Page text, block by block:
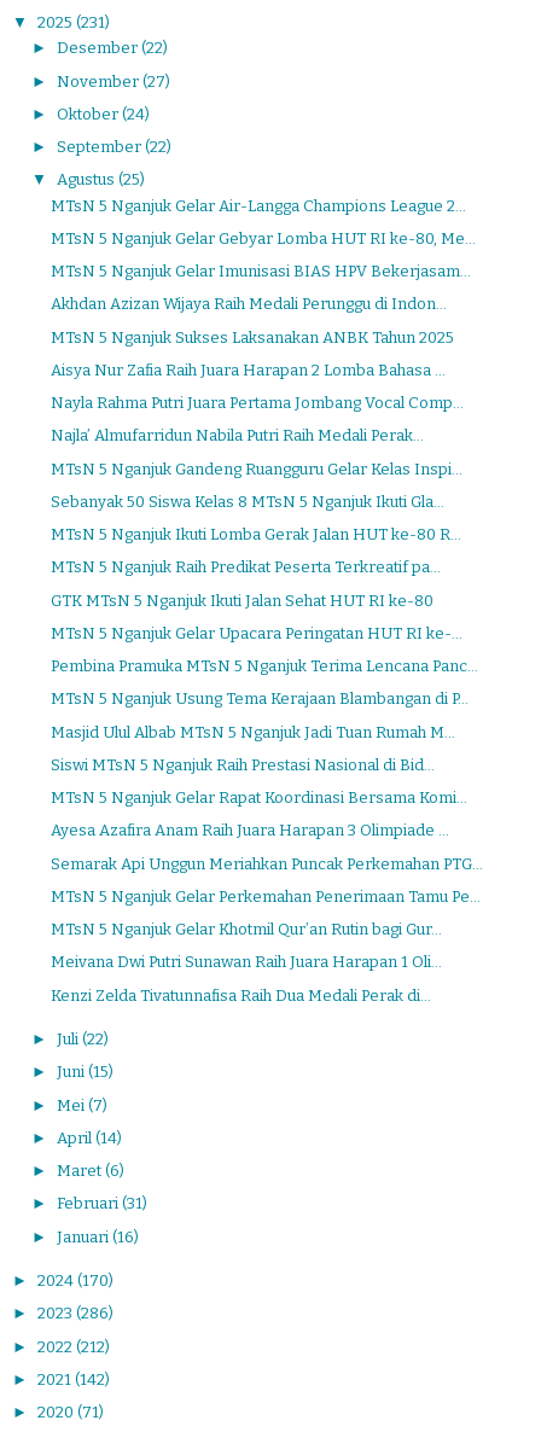
▼ 2025 (231)
► Desember (22)
► November (27)
► Oktober (24)
► September (22)
▼ Agustus (25)
MTsN 5 Nganjuk Gelar Air-Langga Champions League 2...
MTsN 5 Nganjuk Gelar Gebyar Lomba HUT RI ke-80, Me...
MTsN 5 Nganjuk Gelar Imunisasi BIAS HPV Bekerjasam...
Akhdan Azizan Wijaya Raih Medali Perunggu di Indon...
MTsN 5 Nganjuk Sukses Laksanakan ANBK Tahun 2025
Aisya Nur Zafia Raih Juara Harapan 2 Lomba Bahasa ...
Nayla Rahma Putri Juara Pertama Jombang Vocal Comp...
Najla’ Almufarridun Nabila Putri Raih Medali Perak...
MTsN 5 Nganjuk Gandeng Ruangguru Gelar Kelas Inspi...
Sebanyak 50 Siswa Kelas 8 MTsN 5 Nganjuk Ikuti Gla...
MTsN 5 Nganjuk Ikuti Lomba Gerak Jalan HUT ke-80 R...
MTsN 5 Nganjuk Raih Predikat Peserta Terkreatif pa...
GTK MTsN 5 Nganjuk Ikuti Jalan Sehat HUT RI ke-80
MTsN 5 Nganjuk Gelar Upacara Peringatan HUT RI ke-...
Pembina Pramuka MTsN 5 Nganjuk Terima Lencana Panc...
MTsN 5 Nganjuk Usung Tema Kerajaan Blambangan di P...
Masjid Ulul Albab MTsN 5 Nganjuk Jadi Tuan Rumah M...
Siswi MTsN 5 Nganjuk Raih Prestasi Nasional di Bid...
MTsN 5 Nganjuk Gelar Rapat Koordinasi Bersama Komi...
Ayesa Azafira Anam Raih Juara Harapan 3 Olimpiade ...
Semarak Api Unggun Meriahkan Puncak Perkemahan PTG...
MTsN 5 Nganjuk Gelar Perkemahan Penerimaan Tamu Pe...
MTsN 5 Nganjuk Gelar Khotmil Qur’an Rutin bagi Gur...
Meivana Dwi Putri Sunawan Raih Juara Harapan 1 Oli...
Kenzi Zelda Tivatunnafisa Raih Dua Medali Perak di...
► Juli (22)
► Juni (15)
► Mei (7)
► April (14)
► Maret (6)
► Februari (31)
► Januari (16)
► 2024 (170)
► 2023 (286)
► 2022 (212)
► 2021 (142)
► 2020 (71)